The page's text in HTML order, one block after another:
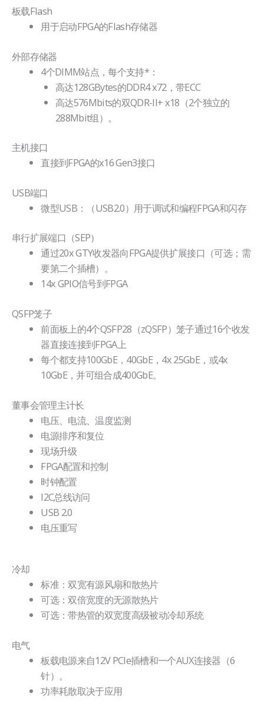
板载Flash
用于启动FPGA的Flash存储器
外部存储器
4个DIMM站点，每个支持*：
高达128GBytes的DDR4 x72，带ECC
高达576Mbits的双QDR-II+ x18（2个独立的
288Mbit组）。
主机接口
直接到FPGA的x16 Gen3接口
USB端口
微型USB：（USB2.0）用于调试和编程FPGA和闪存
串行扩展端口（SEP）
通过20x GTY收发器向FPGA提供扩展接口（可选；需
要第二个插槽）。
14x GPIO信号到FPGA
QSFP笼子
前面板上的4个QSFP28（zQSFP）笼子通过16个收发
器直接连接到FPGA上
每个都支持100GbE，40GbE，4x 25GbE，或4x
10GbE，并可组合成400GbE。
董事会管理主计长
电压、电流、温度监测
电源排序和复位
现场升级
FPGA配置和控制
时钟配置
I2C总线访问
USB 2.0
电压重写
冷却
标准：双宽有源风扇和散热片
可选：双倍宽度的无源散热片
可选：带热管的双宽度高级被动冷却系统
电气
板载电源来自12V PCIe插槽和一个AUX连接器（6
针）。
功率耗散取决于应用